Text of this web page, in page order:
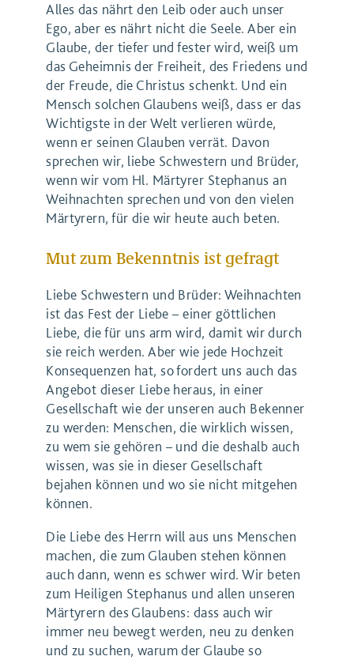
Alles das nährt den Leib oder auch unser
Ego, aber es nährt nicht die Seele. Aber ein
Glaube, der tiefer und fester wird, weiß um
das Geheimnis der Freiheit, des Friedens und
der Freude, die Christus schenkt. Und ein
Mensch solchen Glaubens weiß, dass er das
Wichtigste in der Welt verlieren würde,
wenn er seinen Glauben verrät. Davon
sprechen wir, liebe Schwestern und Brüder,
wenn wir vom Hl. Märtyrer Stephanus an
Weihnachten sprechen und von den vielen
Märtyrern, für die wir heute auch beten.
Mut zum Bekenntnis ist gefragt
Liebe Schwestern und Brüder: Weihnachten
ist das Fest der Liebe – einer göttlichen
Liebe, die für uns arm wird, damit wir durch
sie reich werden. Aber wie jede Hochzeit
Konsequenzen hat, so fordert uns auch das
Angebot dieser Liebe heraus, in einer
Gesellschaft wie der unseren auch Bekenner
zu werden: Menschen, die wirklich wissen,
zu wem sie gehören – und die deshalb auch
wissen, was sie in dieser Gesellschaft
bejahen können und wo sie nicht mitgehen
können.
Die Liebe des Herrn will aus uns Menschen
machen, die zum Glauben stehen können
auch dann, wenn es schwer wird. Wir beten
zum Heiligen Stephanus und allen unseren
Märtyrern des Glaubens: dass auch wir
immer neu bewegt werden, neu zu denken
und zu suchen, warum der Glaube so